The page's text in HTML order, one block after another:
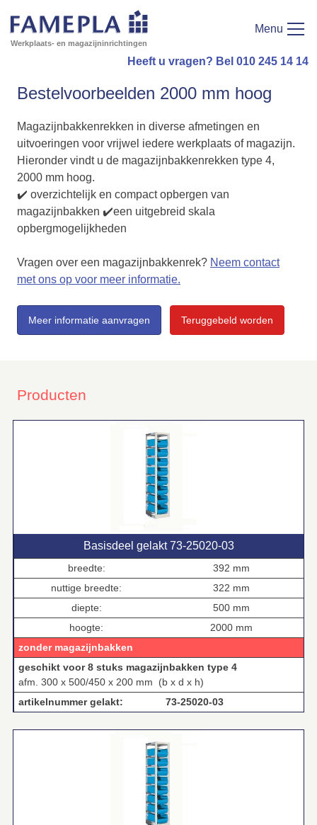
Werkplaats- en magazijninrichtingen
Menu
Heeft u vragen? Bel 010 245 14 14
Bestelvoorbeelden 2000 mm hoog
Magazijnbakkenrekken in diverse afmetingen en
uitvoeringen voor vrijwel iedere werkplaats of magazijn.
Hieronder vindt u de magazijnbakkenrekken type 4,
2000 mm hoog.
✔️ overzichtelijk en compact opbergen van
magazijnbakken ✔️een uitgebreid skala
opbergmogelijkheden
Vragen over een magazijnbakkenrek? Neem contact
met ons op voor meer informatie.
Meer informatie aanvragen Teruggebeld worden
Producten
Basisdeel gelakt 73‑25020‑03
breedte:
392 mm
nuttige breedte:
322 mm
diepte:
500 mm
hoogte:
2000 mm
zonder magazijnbakken
geschikt voor 8 stuks magazijnbakken type 4
afm. 300 x 500/450 x 200 mm (b x d x h)
artikelnummer gelakt: 73‑25020‑03